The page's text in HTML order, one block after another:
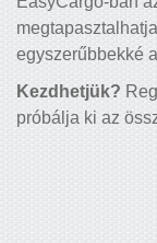
egyszerűbbekké
Kezdhetjük?
próbálja ki az